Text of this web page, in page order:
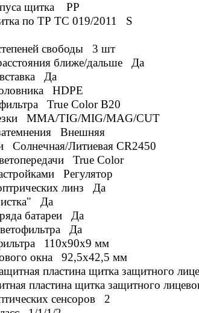
щитка PP
по ТР ТС 019/2011 S
свободы 3 шт
ближе/дальше Да
Да
HDPE
True ColorB20
MMA/TIG/MIG/MAG/CUT
Внешняя
Солнечная/Литиевая CR2450
True Color
Регулятор
линз Да
Да
батареи Да
Да
110x90x9 мм
окна 92,5x42,5 мм
пластина щитка защитного
пластина щитка защитного
сенсоров 2